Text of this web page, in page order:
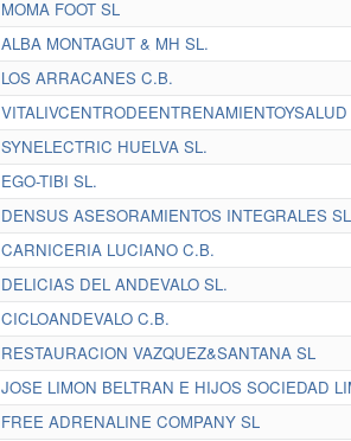
MOMA FOOT SL
ALBA MONTAGUT & MH SL.
LOS ARRACANES C.B.
VITALIVCENTRODEENTRENAMIENTOYSALUD
SYNELECTRIC HUELVA SL.
EGO-TIBI SL.
DENSUS ASESORAMIENTOS INTEGRALES
CARNICERIA LUCIANO C.B.
DELICIAS DEL ANDEVALO SL.
CICLOANDEVALO C.B.
RESTAURACION VAZQUEZ&SANTANA SL
JOSE LIMON BELTRAN E HIJOS SOCIEDAD
FREE ADRENALINE COMPANY SL